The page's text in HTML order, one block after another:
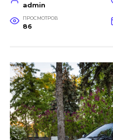
admin
ПРОСМОТРОВ
86